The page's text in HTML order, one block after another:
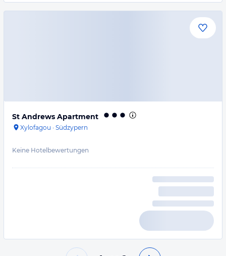
St Andrews Apartment
Xylofagou · Südzypern
Keine Hotelbewertungen